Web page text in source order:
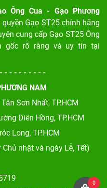
Ông Cua - Gạo Phương
Gạo ST25 chính hãng
cung cấp Gạo ST25 Ông
gốc rõ ràng và uy tín tại
- - - - - - - - -
NAM
Sơn Nhất, TP.HCM
Diên Hồng, TP.HCM
Long, TP.HCM
nhật và ngày Lễ, Tết)
0